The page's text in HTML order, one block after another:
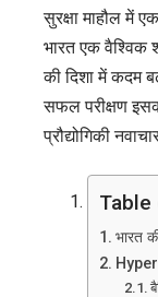
सुरक्षा माहौल में
भारत एक वैश्विक
की दिशा में कदम
सफल परीक्षण
प्रौद्योगिकी
भारत